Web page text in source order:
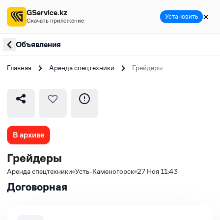
Объявления
Главная Аренда спецтехники Грейдеры
В архиве
Грейдеры
Аренда спецтехники Усть-Каменогорск 27 Ноя 11:43
Договорная
GService.kz
Скачать приложение Установить ✕